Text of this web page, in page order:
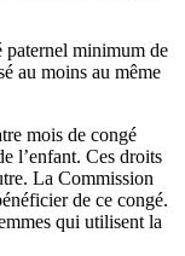
minimum de
au moins au même
mois de congé
l’enfant. Ces droits
La Commission
de ce congé.
qui utilisent la